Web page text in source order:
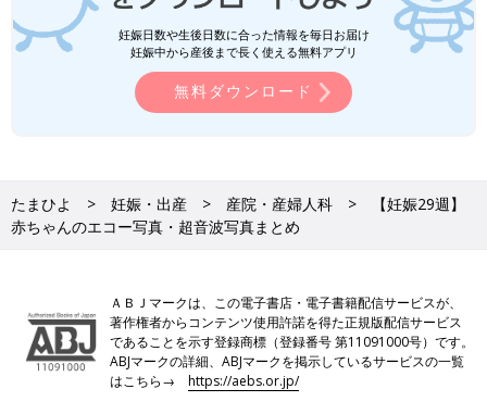
妊娠日数や生後日数に合った情報を毎日お届け
妊娠中から産後まで長く使える無料アプリ
無料ダウンロード
たまひよ 妊娠・出産 産院・産婦人科
【妊娠29週】
赤ちゃんのエコー写真・超音波写真まとめ
ＡＢＪマークは、この電子書店・電子書籍配信サービスが、
著作権者からコンテンツ使用許諾を得た正規版配信サービス
であることを示す登録商標（登録番号 第11091000号）です。
ABJマークの詳細、ABJマークを掲示しているサービスの一覧
はこちら→https://aebs.or.jp/